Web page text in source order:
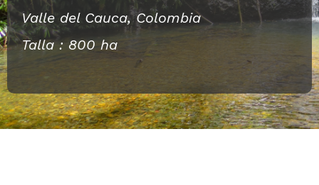
Valle del Cauca, Colombia
Talla : 800 ha